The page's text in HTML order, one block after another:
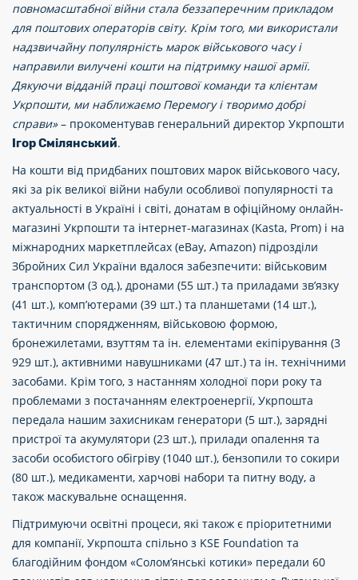
повномасштабної війни стала беззаперечним прикладом
для поштових операторів світу. Крім того, ми використали
надзвичайну популярність марок військового часу і
направили вилучені кошти на підтримку нашої армії.
Дякуючи відданій праці поштової команди та клієнтам
Укрпошти, ми наближаємо Перемогу і творимо добрі
справи»– прокоментував генеральний директор Укрпошти
Ігор Смілянський.
На кошти від придбаних поштових марок військового часу,
які за рік великої війни набули особливої популярності та
актуальності в Україні і світі, донатам в офіційному онлайн-
магазині Укрпошти та інтернет-магазинах (Kasta, Prom) і на
міжнародних маркетплейсах (eBay, Amazon) підрозділи
Збройних Сил України вдалося забезпечити: військовим
транспортом (3 од.), дронами (55 шт.) та приладами зв’язку
(41 шт.), комп’ютерами (39 шт.) та планшетами (14 шт.),
тактичним спорядженням, військовою формою,
бронежилетами, взуттям та ін. елементами екіпірування (3
929 шт.), активними навушниками (47 шт.) та ін. технічними
засобами. Крім того, з настанням холодної пори року та
проблемами з постачанням електроенергії, Укрпошта
передала нашим захисникам генератори (5 шт.), зарядні
пристрої та акумулятори (23 шт.), прилади опалення та
засоби особистого обігріву (1040 шт.), бензопили то сокири
(80 шт.), медикаменти, харчові набори та питну воду, а
також маскувальне оснащення.
Підтримуючи освітні процеси, які також є пріоритетними
для компанії, Укрпошта спільно з KSE Foundation та
благодійним фондом «Солом’янські котики» передали 60